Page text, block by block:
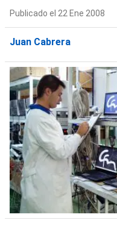
Publicado el 22 Ene 2008
Juan Cabrera